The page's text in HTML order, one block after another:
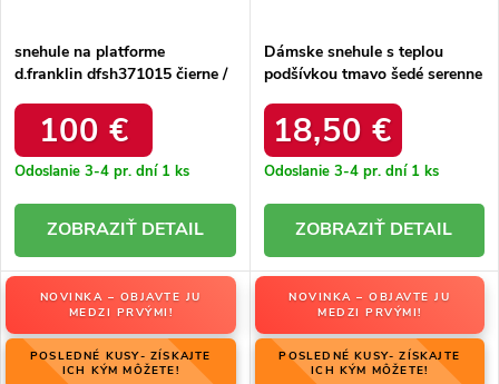
snehule na platforme
d.franklin dfsh371015 čierne /
100 €
Odoslanie 3-4 pr. dní 1 ks
DETAIL
Dámske snehule s teplou
podšívkou tmavo šedé serenne
18,50 €
Odoslanie 3-4 pr. dní 1 ks
DETAIL
NOVINKA – OBJAVTE JU
MEDZI PRVÝMI!
POSLEDNÉ KUSY- ZÍSKAJTE
ICH KÝM MÔŽETE!
NOVINKA – OBJAVTE JU
MEDZI PRVÝMI!
POSLEDNÉ KUSY- ZÍSKAJTE
ICH KÝM MÔŽETE!